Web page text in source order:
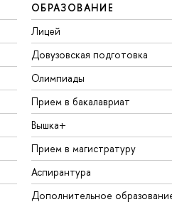
ОБРАЗОВАНИЕ
Лицей
Довузовская подготовка
Олимпиады
Прием в бакалавриат
Вышка+
Прием в магистратуру
Аспирантура
Дополнительное